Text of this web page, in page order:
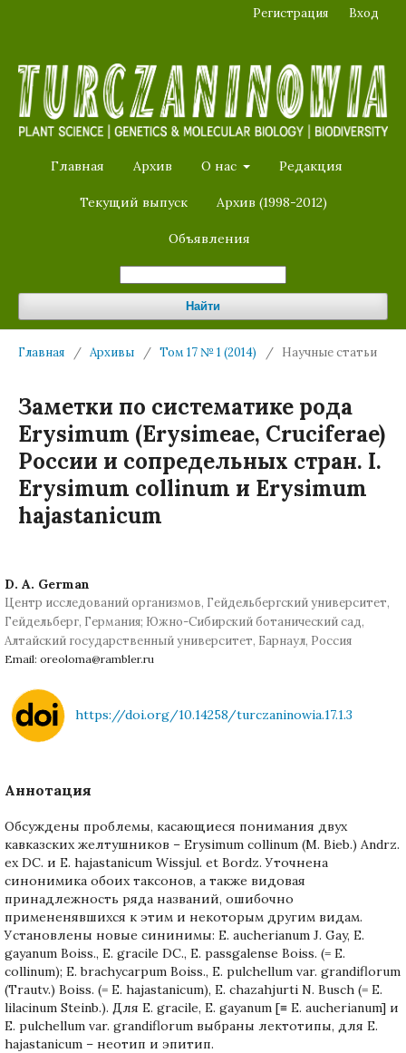
Главная Архив О нас Редакция
Текущий выпуск Архив (1998-2012)
Объявления
Найти
Регистрация Вход
Главная / Архивы / Том 17 № 1 (2014) / Научные статьи
Заметки по систематике рода
Erysimum (Erysimeae, Cruciferae)
России и сопредельных стран. I.
Erysimum collinum и Erysimum
hajastanicum
D. A. German
Центр исследований организмов, Гейдельбергский университет,
Гейдельберг, Германия; Южно-Сибирский ботанический сад,
Алтайский государственный университет, Барнаул, Россия
Email: oreoloma@rambler.ru
https://doi.org/10.14258/turczaninowia.17.1.3
Аннотация
Обсуждены проблемы, касающиеся понимания двух
кавказских желтушников – Erysimum collinum (M. Bieb.) Andrz.
ex DC. и E. hajastanicum Wissjul. et Bordz. Уточнена
синонимика обоих таксонов, а также видовая
принадлежность ряда названий, ошибочно
примененявшихся к этим и некоторым другим видам.
Установлены новые сининимы: E. aucherianum J. Gay, E.
gayanum Boiss., E. gracile DC., E. passgalense Boiss. (= E.
collinum); E. brachycarpum Boiss., E. pulchellum var. grandiflorum
(Trautv.) Boiss. (= E. hajastanicum), E. chazahjurti N. Busch (= E.
lilacinum Steinb.). Для E. gracile, E. gayanum [≡ E. aucherianum] и
E. pulchellum var. grandiflorum выбраны лектотипы, для E.
hajastanicum – неотип и эпитип.